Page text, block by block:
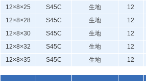
12×8×25 S45C 生地 12
12×8×28
S45C 生地 12
12×8×30
S45C 生地 12
12×8×32
S45C 生地 12
12×8×35
S45C 生地 12